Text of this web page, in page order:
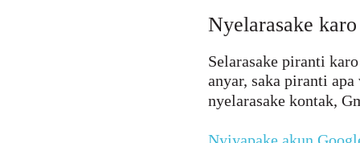
Nyelarasake
Selarasake piranti
anyar, saka piranti
nyelarasake kontak,